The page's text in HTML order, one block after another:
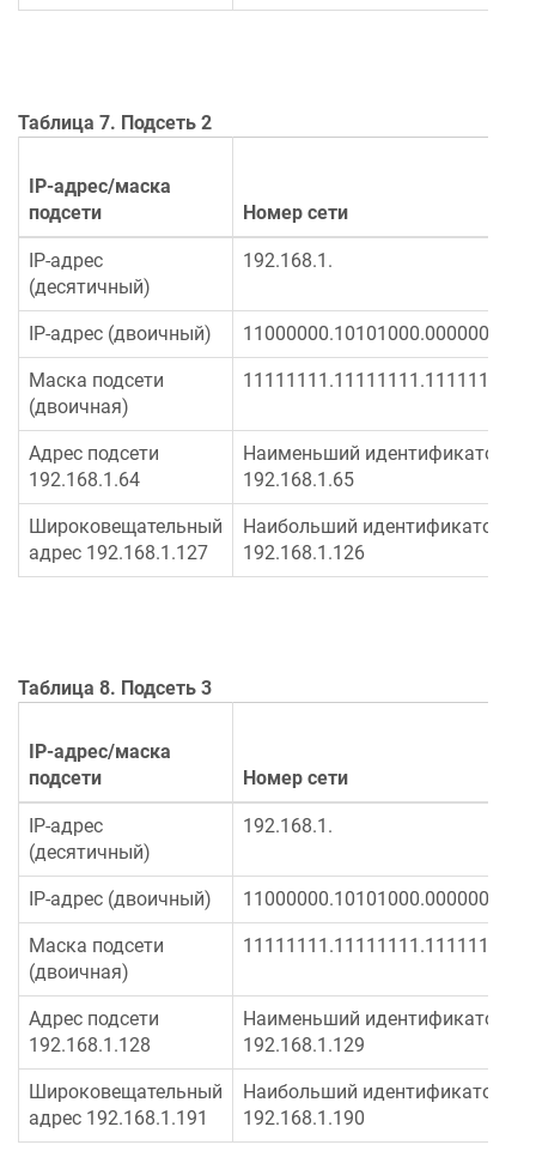
Таблица 7. Подсеть 2
IP-адрес/маска
подсети
Номер сети
IP-адрес
(десятичный)
192.168.1.
IP-адрес (двоичный) 11000000.10101000.00000001.
Маска подсети
(двоичная)
11111111.11111111.11111111.
Адрес подсети
192.168.1.64
Наименьший идентификатор
192.168.1.65
Широковещательный
адрес 192.168.1.127
Наибольший идентификатор
192.168.1.126
Таблица 8. Подсеть 3
IP-адрес/маска
подсети
Номер сети
IP-адрес
(десятичный)
192.168.1.
IP-адрес (двоичный) 11000000.10101000.00000001.
Маска подсети
(двоичная)
11111111.11111111.11111111.
Адрес подсети
192.168.1.128
Наименьший идентификатор
192.168.1.129
Широковещательный
адрес 192.168.1.191
Наибольший идентификатор
192.168.1.190